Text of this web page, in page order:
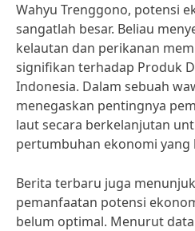
Wahyu Trenggono, potensi
sangatlah besar. Beliau
kelautan dan perikanan
signifikan terhadap Produk
Indonesia. Dalam sebuah
menegaskan pentingnya
laut secara berkelanjutan
pertumbuhan ekonomi yang
Berita terbaru juga
pemanfaatan potensi
belum optimal. Menurut